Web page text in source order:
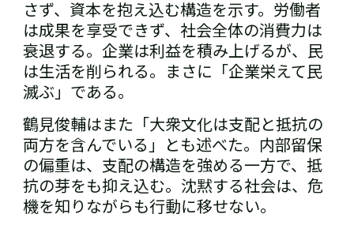
さず、資本を抱え込む構造を示す。労働者
は成果を享受できず、社会全体の消費力は
衰退する。企業は利益を積み上げるが、民
は生活を削られる。まさに「企業栄えて民
滅ぶ」である。
鶴見俊輔はまた「大衆文化は支配と抵抗の
両方を含んでいる」とも述べた。内部留保
の偏重は、支配の構造を強める一方で、抵
抗の芽をも抑え込む。沈黙する社会は、危
機を知りながらも行動に移せない。